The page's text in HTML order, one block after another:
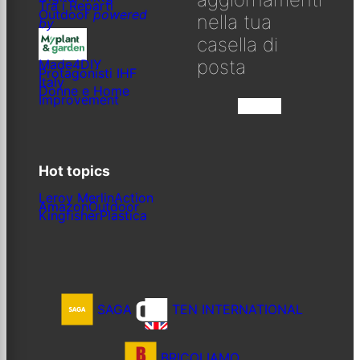
Tra i Reparti
Outdoorpowered
by
Made4DIY
Protagonisti IHF
Italy
Donne e Home
Improvement
Hot topics
Leroy MerlinAction
AmazonOutdoor
KingfisherPlastica
nella tua
casella di
posta
SAGA TEN INTERNATIONAL